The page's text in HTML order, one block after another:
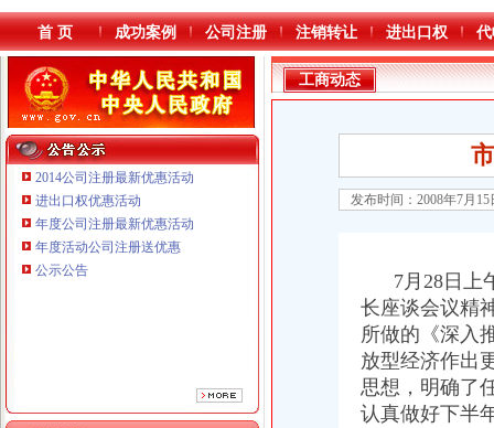
本站导航
首 页 成功案例 公司注册 注销转让 进出口权
2014公司注册最新优惠活动
进出口权优惠活动
年度公司注册最新优惠活动
年度活动公司注册送优惠
公示公告
重庆鸽牌电线电缆有限公司 渝北10010万 (进出口权)
重庆科发表面处理有限责任公司 渝北800万 （进出口权）
重庆傲志众达投资咨询有限责任公司 渝九1000万 （增资）
重庆海谛升进出口贸易有限公司 渝北100万 （进出口权）
重庆奕欣锦诚商贸有限公司 渝九50万 （工商注册）
工商动态
发布时间：2008年7月
7月28日上午
长座谈会议精
所做的《深入
放型经济作出
思想，明确了
认真做好下半